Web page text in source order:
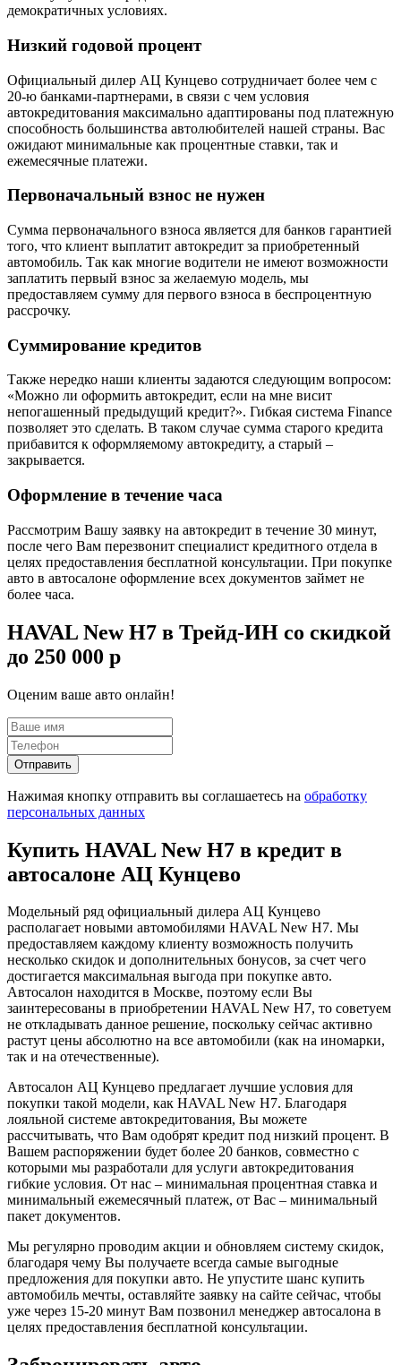
демократичных условиях.
Низкий годовой процент
Официальный дилер АЦ Кунцево сотрудничает более чем с
20-ю банками-партнерами, в связи с чем условия
автокредитования максимально адаптированы под платежную
способность большинства автолюбителей нашей страны. Вас
ожидают минимальные как процентные ставки, так и
ежемесячные платежи.
Первоначальный взнос не нужен
Сумма первоначального взноса является для банков гарантией
того, что клиент выплатит автокредит за приобретенный
автомобиль. Так как многие водители не имеют возможности
заплатить первый взнос за желаемую модель, мы
предоставляем сумму для первого взноса в беспроцентную
рассрочку.
Суммирование кредитов
Также нередко наши клиенты задаются следующим вопросом:
«Можно ли оформить автокредит, если на мне висит
непогашенный предыдущий кредит?». Гибкая система Finance
позволяет это сделать. В таком случае сумма старого кредита
прибавится к оформляемому автокредиту, а старый –
закрывается.
Оформление в течение часа
Рассмотрим Вашу заявку на автокредит в течение 30 минут,
после чего Вам перезвонит специалист кредитного отдела в
целях предоставления бесплатной консультации. При покупке
авто в автосалоне оформление всех документов займет не
более часа.
HAVAL New H7 в Трейд-ИН со скидкой
до 250 000 р
Оценим ваше авто онлайн!
Отправить
Нажимая кнопку отправить вы соглашаетесь на обработку
персональных данных
Купить HAVAL New H7 в кредит в
автосалоне АЦ Кунцево
Модельный ряд официальный дилера АЦ Кунцево
располагает новыми автомобилями HAVAL New H7. Мы
предоставляем каждому клиенту возможность получить
несколько скидок и дополнительных бонусов, за счет чего
достигается максимальная выгода при покупке авто.
Автосалон находится в Москве, поэтому если Вы
заинтересованы в приобретении HAVAL New H7, то советуем
не откладывать данное решение, поскольку сейчас активно
растут цены абсолютно на все автомобили (как на иномарки,
так и на отечественные).
Автосалон АЦ Кунцево предлагает лучшие условия для
покупки такой модели, как HAVAL New H7. Благодаря
лояльной системе автокредитования, Вы можете
рассчитывать, что Вам одобрят кредит под низкий процент. В
Вашем распоряжении будет более 20 банков, совместно с
которыми мы разработали для услуги автокредитования
гибкие условия. От нас – минимальная процентная ставка и
минимальный ежемесячный платеж, от Вас – минимальный
пакет документов.
Мы регулярно проводим акции и обновляем систему скидок,
благодаря чему Вы получаете всегда самые выгодные
предложения для покупки авто. Не упустите шанс купить
автомобиль мечты, оставляйте заявку на сайте сейчас, чтобы
уже через 15-20 минут Вам позвонил менеджер автосалона в
целях предоставления бесплатной консультации.